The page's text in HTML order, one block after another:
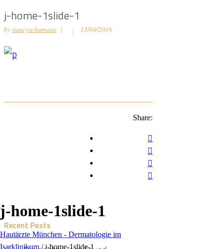
j-home-1slide-1
Hautärzte München - Dermatologie im
Isarklinikum/j-home-1slide-1
j-home-1slide-1
by nancyschumann 13/04/2016
Share:
Recent Posts